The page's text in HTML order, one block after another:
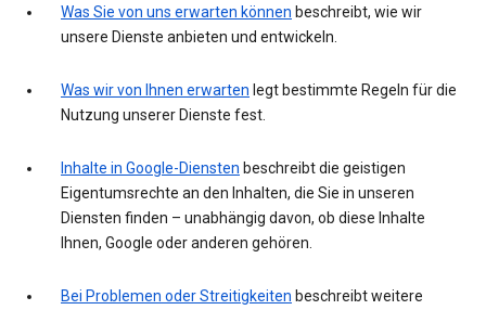
Was Sie von uns erwarten können beschreibt, wie wir
unsere Dienste anbieten und entwickeln.
Was wir von Ihnen erwarten legt bestimmte Regeln für die
Nutzung unserer Dienste fest.
Inhalte in Google-Diensten beschreibt die geistigen
Eigentumsrechte an den Inhalten, die Sie in unseren
Diensten finden – unabhängig davon, ob diese Inhalte
Ihnen, Google oder anderen gehören.
Bei Problemen oder Streitigkeiten beschreibt weitere